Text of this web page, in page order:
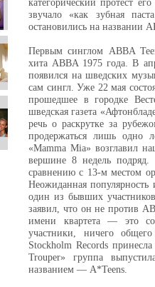
звучало «как зубная
остановились на названии
Первым синглом ABBA
хита ABBA 1975 года. В
появился на шведских
сам сингл. Уже 22 мая
прошедшее в городке
шведская газета
речь о раскрутке за
продержаться лишь
«Mamma Mia» возглавил
вершине 8 недель
сравнению с 13-м местом
Неожиданная
один из бывших
заявил, что он не против
имени квартета — это
участники, ничего
Stockholm Records
Trouper» группа
названием — A*Teens.